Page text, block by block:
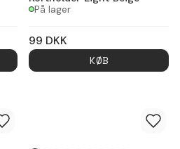
På lager
99 DKK
KØB